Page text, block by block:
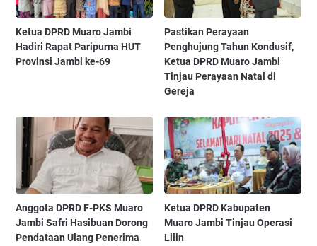
Ketua DPRD Muaro Jambi
Hadiri Rapat Paripurna HUT
Provinsi Jambi ke-69
Pastikan Perayaan
Penghujung Tahun Kondusif,
Ketua DPRD Muaro Jambi
Tinjau Perayaan Natal di
Gereja
Anggota DPRD F-PKS Muaro
Jambi Safri Hasibuan Dorong
Pendataan Ulang Penerima
Ketua DPRD Kabupaten
Muaro Jambi Tinjau Operasi
Lilin